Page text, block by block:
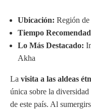
Ubicación: Región
Tiempo
Lo Más Destacado:
Akha
La visita a las aldeas
única sobre la
de este país. Al